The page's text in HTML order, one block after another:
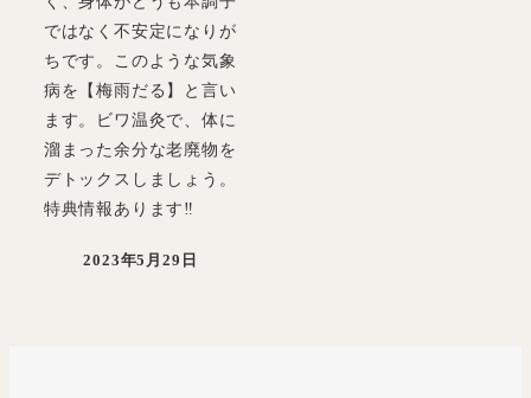
ではなく不安定になりが
ちです。このような気象
病を【梅雨だる】と言い
ます。ビワ温灸で、体に
溜まった余分な老廃物を
デトックスしましょう。
特典情報あります‼
投稿日
2023年5月29日